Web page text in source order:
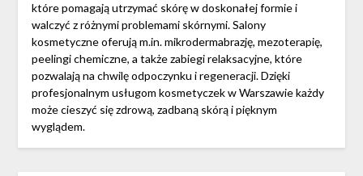
które pomagają utrzymać skórę w doskonałej formie i
walczyć z różnymi problemami skórnymi. Salony
kosmetyczne oferują m.in. mikrodermabrazję, mezoterapię,
peelingi chemiczne, a także zabiegi relaksacyjne, które
pozwalają na chwilę odpoczynku i regeneracji. Dzięki
profesjonalnym usługom kosmetyczek w Warszawie każdy
może cieszyć się zdrową, zadbaną skórą i pięknym
wyglądem.